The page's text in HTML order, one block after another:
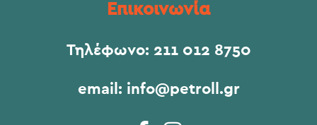
Επικοινωνία
Τηλέφωνο: 211 012 8750
email: info@petroll.gr